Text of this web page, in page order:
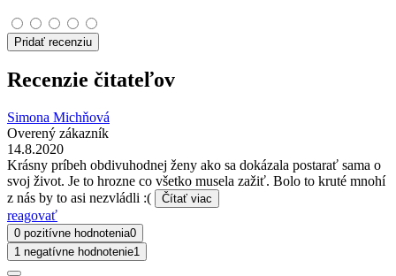
Pridať recenziu
Recenzie čitateľov
Simona Michňová
Overený zákazník
14.8.2020
Krásny príbeh obdivuhodnej ženy ako sa dokázala postarať sama o
svoj život. Je to hrozne co všetko musela zažiť. Bolo to kruté mnohí
z nás by to asi nezvládli :(
Čítať viac
reagovať
0 pozitívne hodnotenia0
1 negatívne hodnotenie1